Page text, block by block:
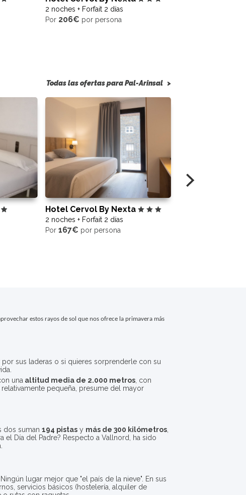
2 noches + Forfait 2 días
Por 206€ por persona
Todas las ofertas para Pal-Arinsal >
Hotel Cervol By Nexta
2 noches + Forfait 2 días
Por167€ por persona
estos rayos de sol que nos ofrece la primavera más
sus laderas o si quieres sorprenderle con su
una altitud media de 2.000 metros , con
pequeña, presume del mayor
dos suman194 pistas y más de 300 kilómetros
el Día del Padre? Respecto a Vallnord, ha sido
lugar mejor que "el país de la nieve". En sus
servicios básicos (hostelería, alquiler de